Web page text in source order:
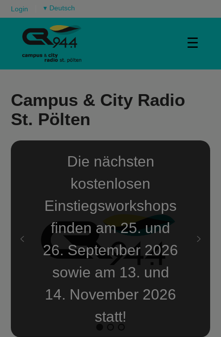
Login ▾
☰
Campus & City Radio
St. Pölten
Die nächsten
kostenlosen
Einstiegsworkshops
finden am 25. und
26. September 2026
sowie am 13. und
14. November 2026
statt!